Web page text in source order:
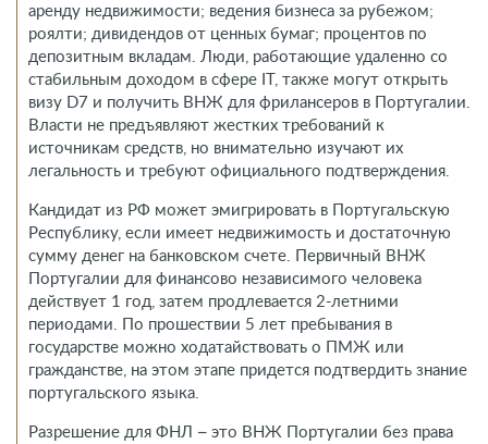
аренду недвижимости; ведения бизнеса за рубежом;
роялти; дивидендов от ценных бумаг; процентов по
депозитным вкладам. Люди, работающие удаленно со
стабильным доходом в сфере IT, также могут открыть
визу D7 и получить ВНЖ для фрилансеров в Португалии.
Власти не предъявляют жестких требований к
источникам средств, но внимательно изучают их
легальность и требуют официального подтверждения.
Кандидат из РФ может эмигрировать в Португальскую
Республику, если имеет недвижимость и достаточную
сумму денег на банковском счете. Первичный ВНЖ
Португалии для финансово независимого человека
действует 1 год, затем продлевается 2-летними
периодами. По прошествии 5 лет пребывания в
государстве можно ходатайствовать о ПМЖ или
гражданстве, на этом этапе придется подтвердить знание
португальского языка.
Разрешение для ФНЛ – это ВНЖ Португалии без права